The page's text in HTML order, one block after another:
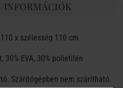
INFORMÁCIÓK
x szélesség 110 cm
30% EVA, 30% polietilén
Szárítógépben nem szárítható.